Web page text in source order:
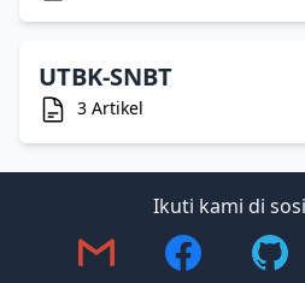
UTBK-SNBT
3 Artikel
Ikuti kami di